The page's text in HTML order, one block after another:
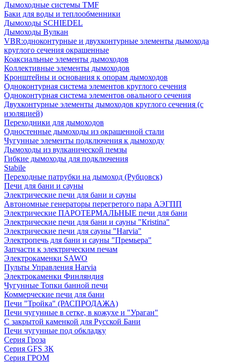
Дымоходные системы TMF
Баки для воды и теплообменники
Дымоходы SCHIEDEL
Дымоходы Вулкан
VBR:одноконтурные и двухконтурные элементы дымохода
круглого сечения окрашенные
Коаксиальные элементы дымоходов
Коллективные элементы дымоходов
Кронштейны и основания к опорам дымоходов
Одноконтурная система элементов круглого сечения
Одноконтурная система элементов овального сечения
Двухконтурные элементы дымоходов круглого сечения (с
изоляцией)
Переходники для дымоходов
Одностенные дымоходы из окрашенной стали
Чугунные элементы подключения к дымоходу
Дымоходы из вулканической пемзы
Гибкие дымоходы для подключения
Stabile
Переходные патрубки на дымоход (Рубцовск)
Печи для бани и сауны
Электрические печи для бани и сауны
Автономные генераторы перегретого пара АЭГПП
Электрические ПАРОТЕРМАЛЬНЫЕ печи для бани
Электрические печи для бани и сауны "Кristina"
Электрические печи для сауны "Harvia"
Электропечь для бани и сауны "Премьера"
Запчасти к электрическим печам
Электрокаменки SAWO
Пульты Управления Harvia
Электрокаменки Финляндия
Чугунные Топки банной печи
Коммерческие печи для бани
Печи "Тройка" (РАСПРОДАЖА)
Печи чугунные в сетке, в кожухе и "Ураган"
С закрытой каменкой для Русской Бани
Печи чугунные под обкладку
Серия Гроза
Серия GFS ЗК
Серия ГРОМ